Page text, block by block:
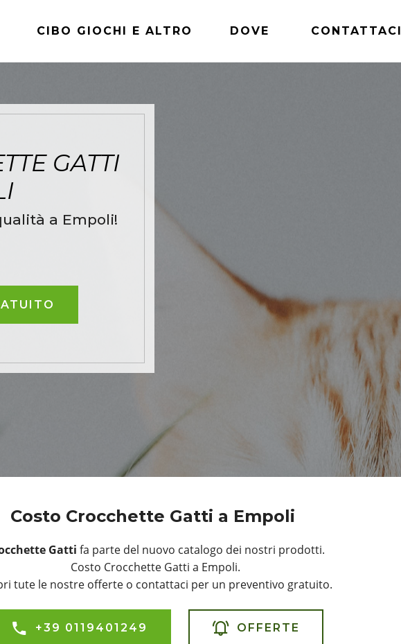
CIBO GIOCHI E ALTRO DOVE CONTATTACI
GATTI
a Empoli!
Costo Crocchette Gatti a Empoli
Gatti fa parte del nuovo catalogo dei nostri prodotti.
Costo Crocchette Gatti a Empoli.
tute le nostre offerte o contattaci per un preventivo gratuito.
+39 0119401249 OFFERTE